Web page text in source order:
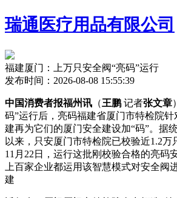
瑞通医疗用品有限公司
福建厦门：上万只安全阀“亮码”运行
发布时间：2026-08-08 15:55:39
中国消费者报福州讯 （王鹏记者张文章
码”运行后，亮码福建省厦门市特检院
建再为它们的厦门安全建设加“码”。据
以来，只安厦门市特检院已校验近1.2万
11月22日，运行这批刚校验合格的亮码
上百家企业都运用该智慧模式对安全阀
建